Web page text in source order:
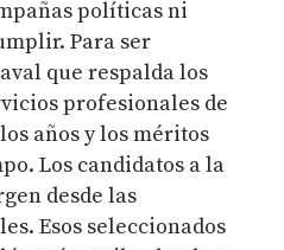
políticas ni
Para ser
que respalda los
profesionales de
años y los méritos
Los candidatos a la
desde las
Esos seleccionados